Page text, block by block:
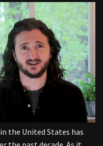
the United States has